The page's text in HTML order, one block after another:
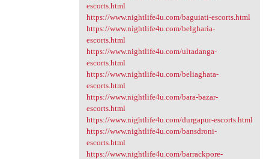
escorts.html
https://www.nightlife4u.com/baguiati-escorts.html
https://www.nightlife4u.com/belgharia-
escorts.html
https://www.nightlife4u.com/ultadanga-
escorts.html
https://www.nightlife4u.com/beliaghata-
escorts.html
https://www.nightlife4u.com/bara-bazar-
escorts.html
https://www.nightlife4u.com/durgapur-escorts.html
https://www.nightlife4u.com/bansdroni-
escorts.html
https://www.nightlife4u.com/barrackpore-